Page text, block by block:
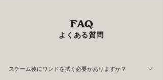
FAQ
よくある質問
スチーム後にワンドを拭く必要がありますか？